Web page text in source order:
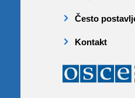
Često
Kontakt